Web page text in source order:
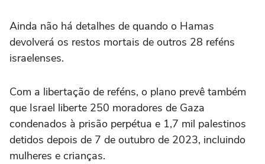
Ainda não há detalhes de quando o Hamas
devolverá os restos mortais de outros 28 reféns
israelenses.
Com a libertação de reféns, o plano prevê também
que Israel liberte 250 moradores de Gaza
condenados à prisão perpétua e 1,7 mil palestinos
detidos depois de 7 de outubro de 2023, incluindo
mulheres e crianças.